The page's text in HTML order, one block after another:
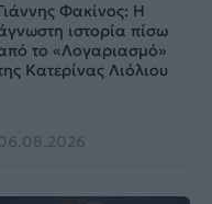
Φακίνος: Η
ιστορία πίσω
το «Λογαριασμό»
Κατερίνας Λιόλιου